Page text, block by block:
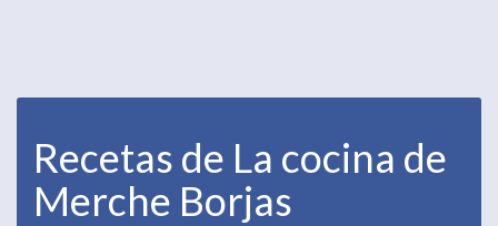
Recetas de La cocina de
Merche Borjas